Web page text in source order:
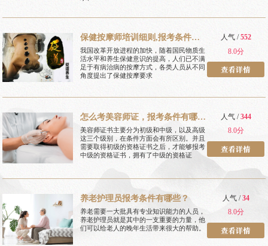
保健按摩师培训细则,报考条件有
哪些
我国改革开放进程的加快，随着国民物质生
活水平和养生保健意识的提高，人们已不满
足于有病治病的按摩方式，各类人员从不同
角度提出了保健按摩要求
人气 /552
8.0分
怎么考美容师证，报考条件有哪
些
美容师证书主要分为初级和中级，以及高级
这三个级别，在条件方面会有所区别。并且
需要取得初级的资格证书之后，才能够报考
中级的资格证书，拥有了中级的资格证
人气 /344
8.0分
养老护理员报考条件有哪些？
养老需要一大批具有专业知识能力的人员，
养老护理员就是其中的一支重要的力量，他
们可以给老人的晚年生活带来很大的帮助。
人气 /34
8.0分